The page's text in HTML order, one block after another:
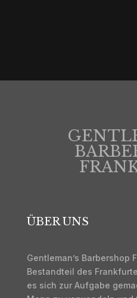
ÜBER UNS
Gentleman’s Barbershop
Bestandteil des
es sich zur Aufgabe